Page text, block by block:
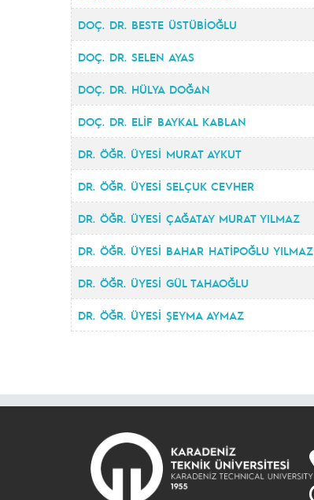
DOÇ. DR. BESTE ÜSTÜBİOĞLU
DOÇ. DR. SELEN AYAS
DOÇ. DR. HÜLYA DOĞAN
DOÇ. DR. ELİF BAYKAL KABLAN
DR. ÖĞR. ÜYESİ MURAT AYKUT
DR. ÖĞR. ÜYESİ SELÇUK CEVHER
DR. ÖĞR. ÜYESİ ÇAĞATAY MURAT YILMAZ
DR. ÖĞR. ÜYESİ BAHAR HATİPOĞLU YILMAZ
DR. ÖĞR. ÜYESİ GÜL TAHAOĞLU
DR. ÖĞR. ÜYESİ ŞEYMA AYMAZ